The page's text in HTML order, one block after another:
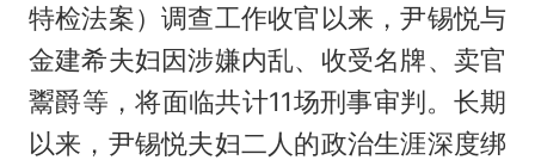
特检法案）调查工作收官以来，尹锡悦与
金建希夫妇因涉嫌内乱、收受名牌、卖官
鬻爵等，将面临共计11场刑事审判。长期
以来，尹锡悦夫妇二人的政治生涯深度绑